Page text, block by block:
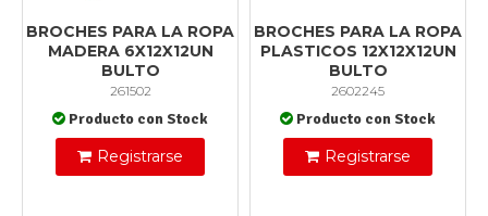
BROCHES PARA LA ROPA
MADERA 6X12X12UN
BULTO
261502
Producto con Stock
Registrarse
BROCHES PARA LA ROPA
PLASTICOS 12X12X12UN
BULTO
2602245
Producto con Stock
Registrarse